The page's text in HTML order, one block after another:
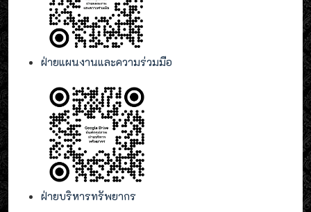
ฝ่ายแผนงานและความร่วมมือ
ฝ่ายบริหารทรัพยากร